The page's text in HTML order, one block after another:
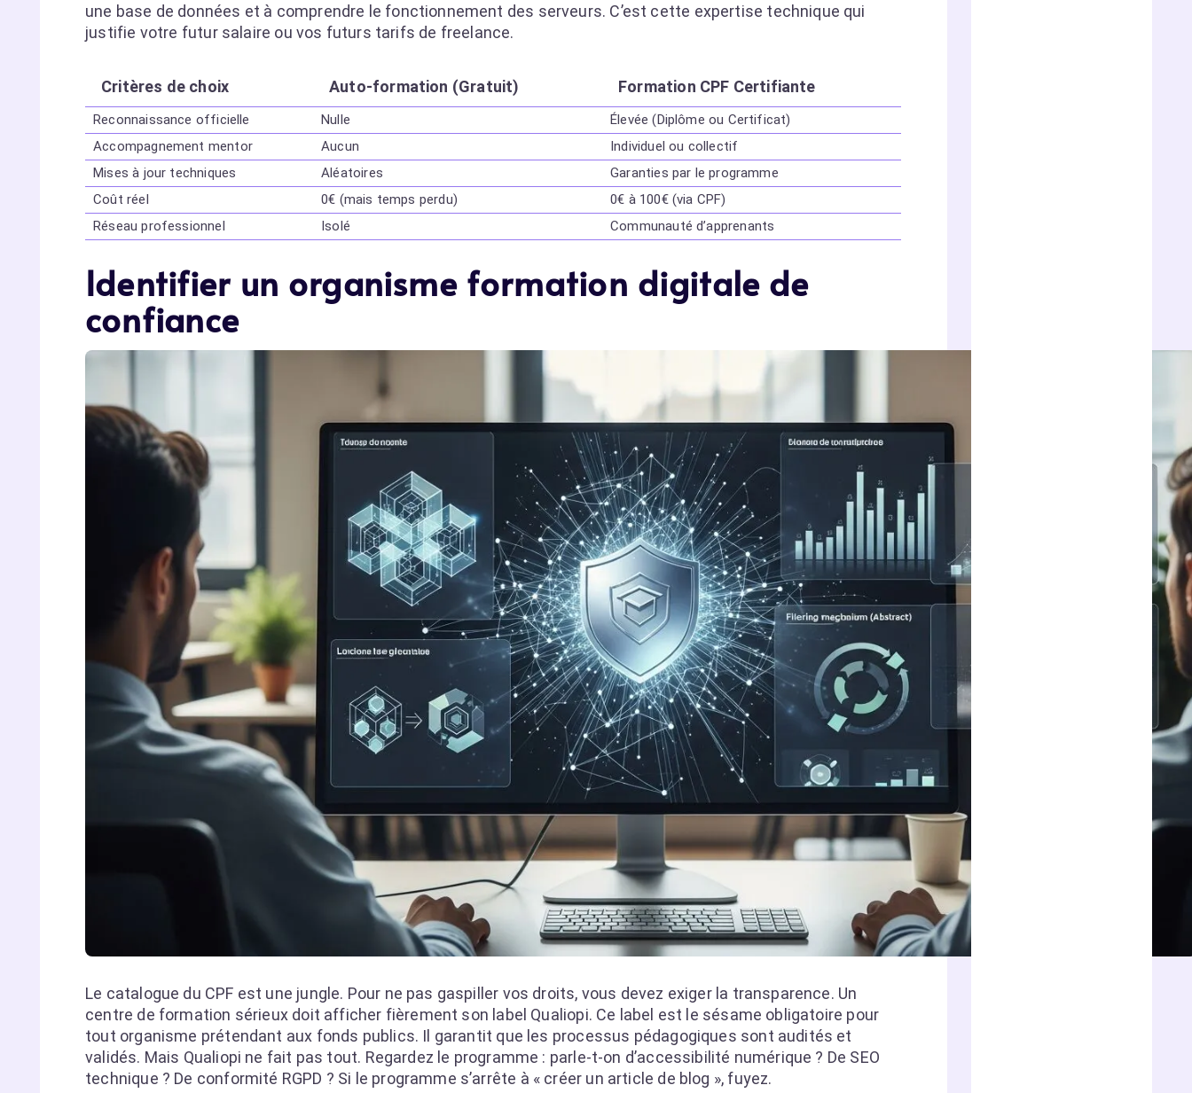
une base de données et à comprendre le fonctionnement des serveurs. C’est cette expertise technique qui
justifie votre futur salaire ou vos futurs tarifs de freelance.
Critères de choix Auto-formation (Gratuit) Formation CPF Certifiante
Reconnaissance officielle Nulle
Élevée (Diplôme ou Certificat)
Accompagnement mentor
Aucun
Individuel ou collectif
Mises à jour techniques
Aléatoires
Garanties par le programme
Coût réel
0€ (mais temps perdu)
0€ à 100€ (via CPF)
Réseau professionnel
Isolé Communauté d’apprenants
Identifier un organisme formation digitale de
confiance
Le catalogue du CPF est une jungle. Pour ne pas gaspiller vos droits, vous devez exiger la transparence. Un
centre de formation sérieux doit afficher fièrement son label Qualiopi. Ce label est le sésame obligatoire pour
tout organisme prétendant aux fonds publics. Il garantit que les processus pédagogiques sont audités et
validés. Mais Qualiopi ne fait pas tout. Regardez le programme : parle-t-on d’accessibilité numérique ? De SEO
technique ? De conformité RGPD ? Si le programme s’arrête à « créer un article de blog », fuyez.